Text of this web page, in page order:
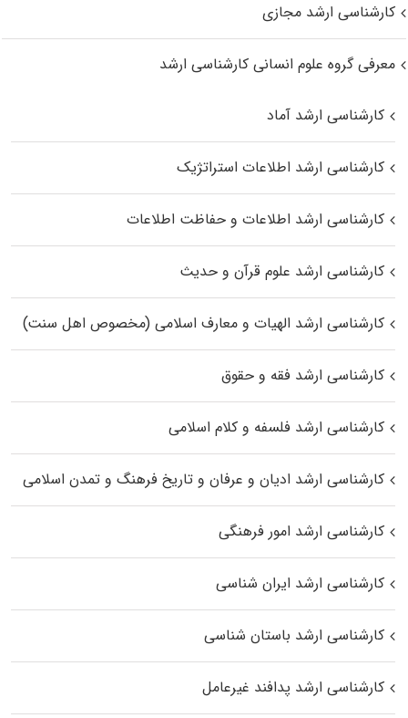
کارشناسی ارشد مجازی
معرفی گروه علوم انسانی کارشناسی ارشد
کارشناسی ارشد آماد
کارشناسی ارشد اطلاعات استراتژیک
کارشناسی ارشد اطلاعات و حفاظت اطلاعات
کارشناسی ارشد علوم قرآن و حدیث
کارشناسی ارشد الهیات و معارف اسلامی (مخصوص اهل سنت)
کارشناسی ارشد فقه و حقوق
کارشناسی ارشد فلسفه و کلام اسلامی
کارشناسی ارشد ادیان و عرفان و تاریخ فرهنگ و تمدن اسلامی
کارشناسی ارشد امور فرهنگی
کارشناسی ارشد ایران شناسی
کارشناسی ارشد باستان شناسی
کارشناسی ارشد پدافند غیرعامل